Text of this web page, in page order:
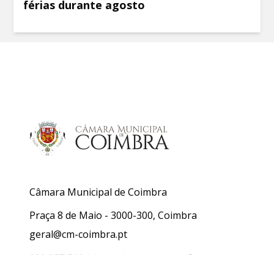
férias durante agosto
Câmara Municipal de Coimbra
Praça 8 de Maio - 3000-300, Coimbra
geral@cm-coimbra.pt